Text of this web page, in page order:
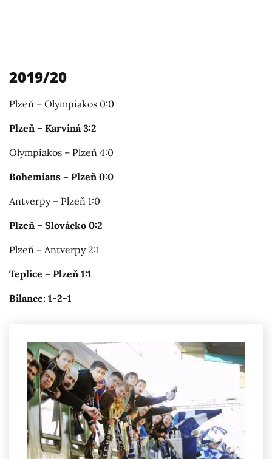
2019/20
Plzeň – Olympiakos 0:0
Plzeň – Karviná 3:2
Olympiakos – Plzeň 4:0
Bohemians – Plzeň 0:0
Antverpy – Plzeň 1:0
Plzeň – Slovácko 0:2
Plzeň – Antverpy 2:1
Teplice – Plzeň 1:1
Bilance: 1-2-1